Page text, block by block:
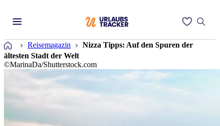
Startseite
Reisemagazin
Nizza Tipps: Auf den Spuren der
ältesten Stadt der Welt
©MarinaDa/Shutterstock.com